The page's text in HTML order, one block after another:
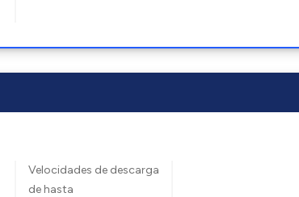
Velocidades de descarga
de hasta